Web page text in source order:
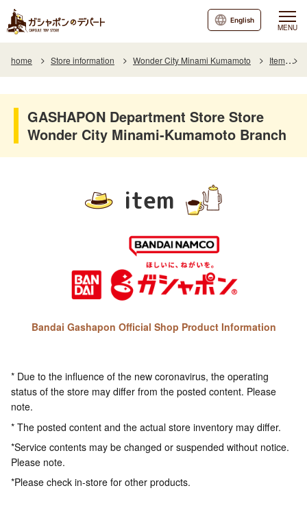
MENU
English
home Store information Wonder City Minami Kumamoto Item
GASHAPON Department Store Store
Wonder City Minami-Kumamoto Branch
item
Bandai Gashapon Official Shop Product Information
* Due to the influence of the new coronavirus, the operating
status of the store may differ from the posted content. Please
note.
* The posted content and the actual store inventory may differ.
*Service contents may be changed or suspended without notice.
Please note.
*Please check in-store for other products.